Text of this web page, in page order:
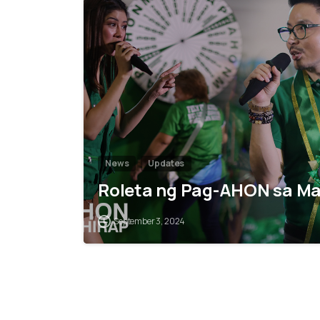
News Updates
Roleta ng Pag-AHON sa
September 3, 2024